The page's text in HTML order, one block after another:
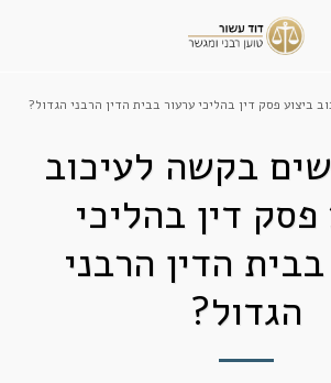
ביצוע פסק דין בהליכי ערעור בבית הדין הרבני הגדול?
בקשה לעיכוב
פסק דין בהליכי
הדין הרבני
הגדול?